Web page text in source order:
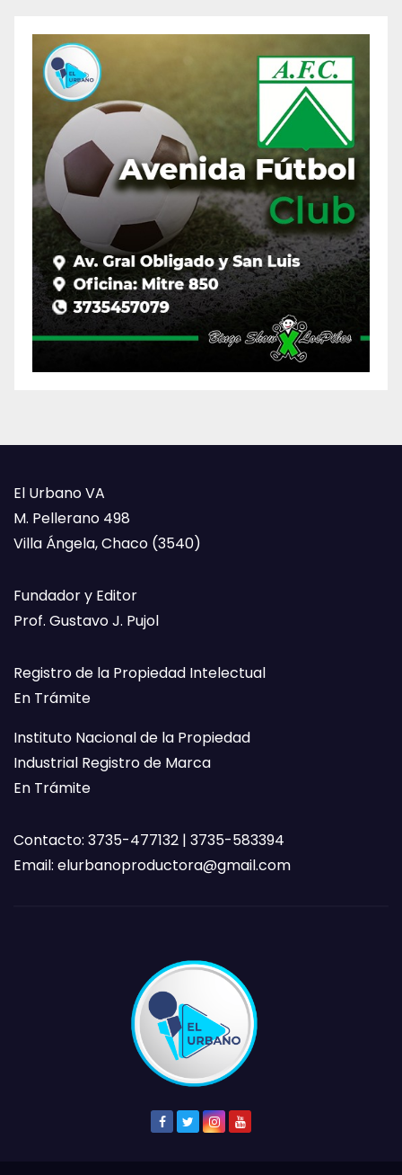
El Urbano VA
M. Pellerano 498
Villa Ángela, Chaco (3540)
Fundador y Editor
Prof. Gustavo J. Pujol
Registro de la Propiedad Intelectual
En Trámite
Instituto Nacional de la Propiedad
Industrial Registro de Marca
En Trámite
Contacto: 3735-477132 | 3735-583394
Email: elurbanoproductora@gmail.com